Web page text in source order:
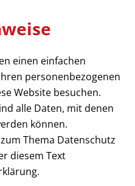
einen einfachen
personenbezogenen
Website besuchen.
alle Daten, mit denen
können.
Thema Datenschutz
diesem Text